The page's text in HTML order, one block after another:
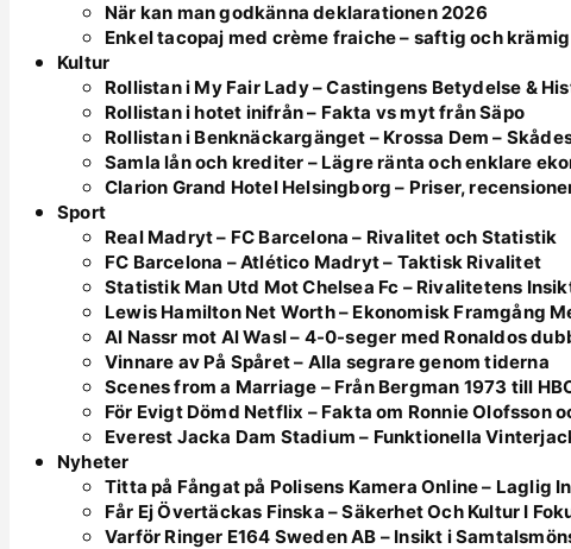
När kan man godkänna deklarationen 2026
Enkel tacopaj med crème fraiche – saftig och krämig
Kultur
Rollistan i My Fair Lady – Castingens Betydelse &
Rollistan i hotet inifrån – Fakta vs myt från Säpo
Rollistan i Benknäckargänget – Krossa Dem –
Samla lån och krediter – Lägre ränta och enklare
Clarion Grand Hotel Helsingborg – Priser,
Sport
Real Madryt – FC Barcelona – Rivalitet och Statistik
FC Barcelona – Atlético Madryt – Taktisk Rivalitet
Statistik Man Utd Mot Chelsea Fc – Rivalitetens
Lewis Hamilton Net Worth – Ekonomisk Framgång
Al Nassr mot Al Wasl – 4-0-seger med Ronaldos
Vinnare av På Spåret – Alla segrare genom tiderna
Scenes from a Marriage – Från Bergman 1973 till
För Evigt Dömd Netflix – Fakta om Ronnie Olofsson
Everest Jacka Dam Stadium – Funktionella
Nyheter
Titta på Fångat på Polisens Kamera Online – Laglig
Får Ej Övertäckas Finska – Säkerhet Och Kultur I
Varför Ringer E164 Sweden AB – Insikt i